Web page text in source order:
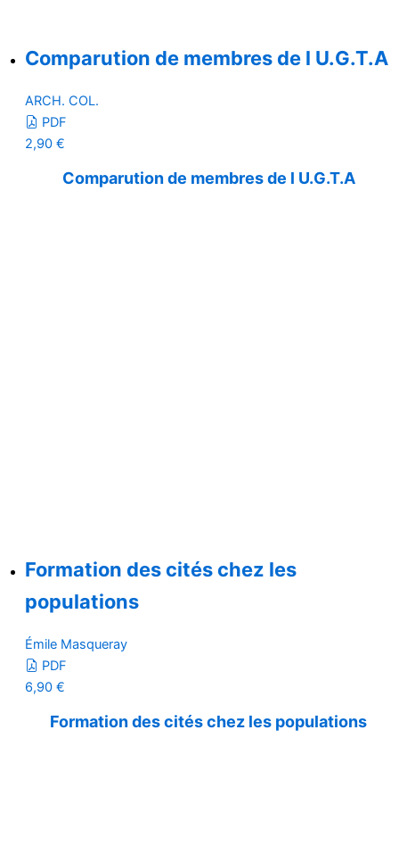
Comparution de membres de l U.G.T.A
ARCH. COL.
PDF
2,90 €
Comparution de membres de l U.G.T.A
Formation des cités chez les
populations
Émile Masqueray
PDF
6,90 €
Formation des cités chez les populations